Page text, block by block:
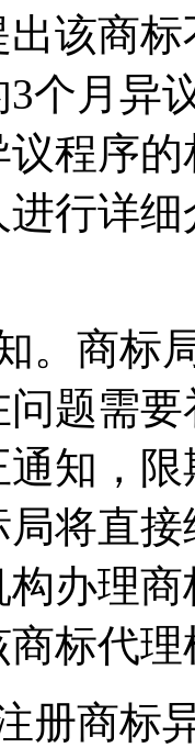
该商
个月异
程序
行详
。商标
题需
知，
将直
办理
商标代
册商标